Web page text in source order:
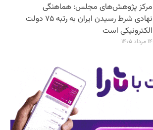
مرکز پژوهش‌های مجلس: هماهنگی
نهادی شرط رسیدن ایران به رتبه ۷۵ دولت
الکترونیکی است
۱۴ مرداد ۱۴۰۵